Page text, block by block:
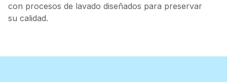
con procesos de lavado diseñados para preservar
su calidad.